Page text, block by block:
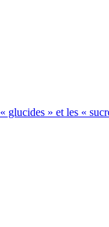
» et les «